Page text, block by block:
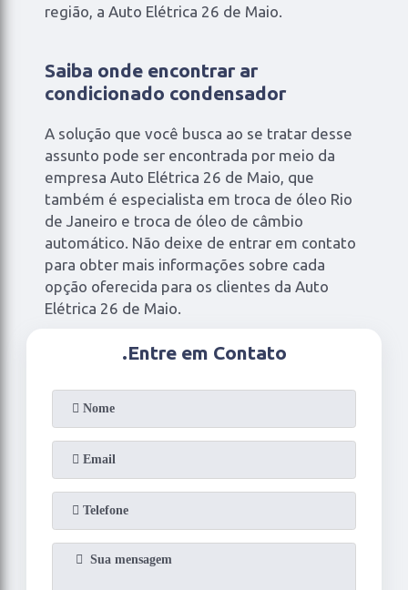
região, a Auto Elétrica 26 de Maio.
Saiba onde encontrar ar
condicionado condensador
A solução que você busca ao se tratar desse
assunto pode ser encontrada por meio da
empresa Auto Elétrica 26 de Maio, que
também é especialista em troca de óleo Rio
de Janeiro e troca de óleo de câmbio
automático. Não deixe de entrar em contato
para obter mais informações sobre cada
opção oferecida para os clientes da Auto
Elétrica 26 de Maio.
.Entre em Contato